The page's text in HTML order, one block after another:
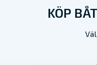
KÖP